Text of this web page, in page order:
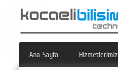
Ana Sayfa Hizmetlerimiz